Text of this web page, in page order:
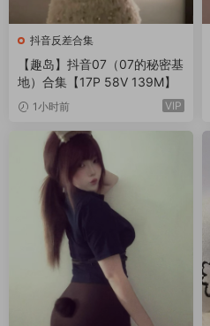
抖音反差合集
【趣岛】抖音07（07的秘密基
地）合集【17P 58V 139M】
1小时前 VIP